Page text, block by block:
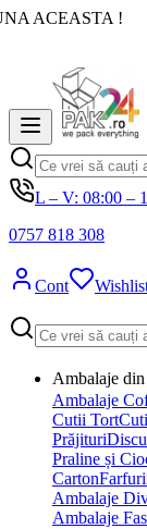
ACEASTA !
L – V: 08:00 –
0757 818 308
Cont
Ambalaje din
Ambalaje
Cutii Tort
Prăjituri
Praline și
Carton
Ambalaje
Ambalaje